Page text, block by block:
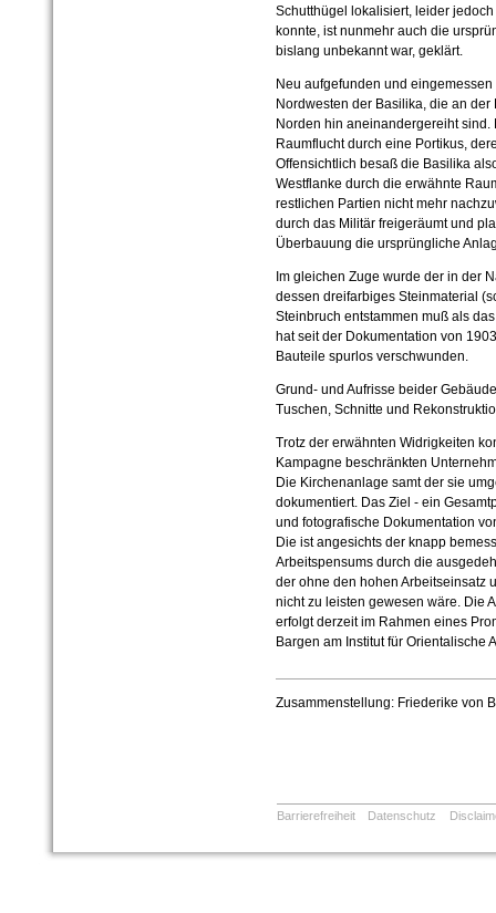
Schutthügel lokalisiert, leider
konnte, ist nunmehr auch die
bislang unbekannt war, geklärt.
Neu aufgefunden und
Nordwesten der Basilika, die an
Norden hin aneinandergereiht sind.
Raumflucht durch eine Portikus,
Offensichtlich besaß die Basilika
Westflanke durch die erwähnte
restlichen Partien nicht mehr
durch das Militär freigeräumt und
Überbauung die ursprüngliche
Im gleichen Zuge wurde der in der
dessen dreifarbiges Steinmaterial
Steinbruch entstammen muß als
hat seit der Dokumentation von
Bauteile spurlos verschwunden.
Grund- und Aufrisse beider
Tuschen, Schnitte und
Trotz der erwähnten Widrigkeiten
Kampagne beschränkten
Die Kirchenanlage samt der sie
dokumentiert. Das Ziel - ein
und fotografische Dokumentation
Die ist angesichts der knapp
Arbeitspensums durch die
der ohne den hohen Arbeitseinsatz
nicht zu leisten gewesen wäre. Die
erfolgt derzeit im Rahmen eines
Bargen am Institut für Orientalische
Zusammenstellung: Friederike von
Barrierefreiheit Datenschutz